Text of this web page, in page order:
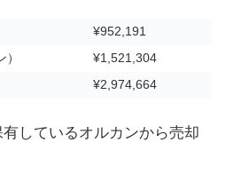
¥952,191
¥1,521,304
¥2,974,664
しているオルカンから売却